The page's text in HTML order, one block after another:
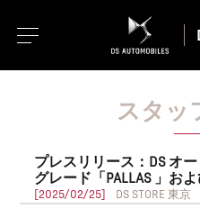
スタッ
プレスリリース：DS オー
グレード「PALLAS 」お
[2025/02/25] DS STORE 東京